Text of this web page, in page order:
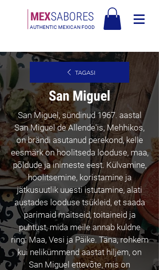
MEXSABORES
AUTHENTIC MEXICAN FOOD
TAGASI
San Miguel
San Miguel, sündinud 1967. aastal
San Miguel de Allende'is, Mehhikos,
on brändi asutanud perekond, kelle
eesmärk on hoolitseda looduse, maa,
põldude ja inimeste eest. Külvamine,
hoolitsemine, koristamine ja
jätkusuutlik uuesti istutamine, alati
austades looduse tsükleid, et saada
parimaid maitseid, toitaineid ja
puhtust, mida meile annab kuldne
ring: Maa, Vesi ja Päike. Täna, rohkem
kui nelikümmend aastat hiljem, on
San Miguel ettevõte, mis on